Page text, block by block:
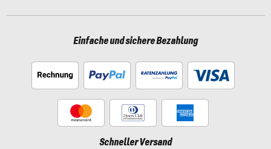
Einfache und sichere Bezahlung
Schneller Versand